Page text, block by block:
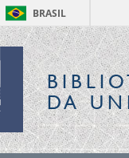
BRASIL
DA